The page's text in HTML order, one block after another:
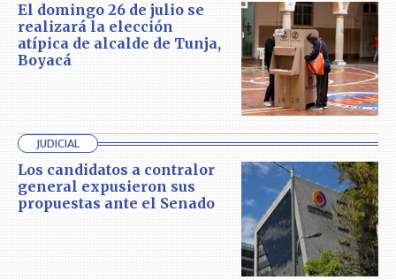
El domingo 26 de julio se
realizará la elección
atípica de alcalde de Tunja,
Boyacá
JUDICIAL
Los candidatos a contralor
general expusieron sus
propuestas ante el Senado